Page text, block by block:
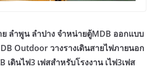
ย ลำพูน ลำปาง จำหน่ายตู้MDB ออกแบบ
Outdoor วางรางเดินสายไฟภายนอก
เดินไฟ3 เฟสสำหรับโรงงาน เไฟ3เฟส